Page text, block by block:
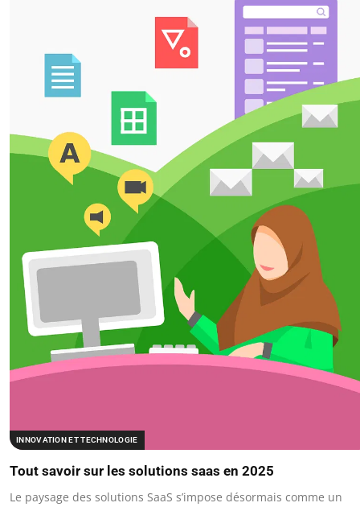
INNOVATION ET TECHNOLOGIE
Tout savoir sur les solutions saas en 2025
Le paysage des solutions SaaS s’impose désormais comme un